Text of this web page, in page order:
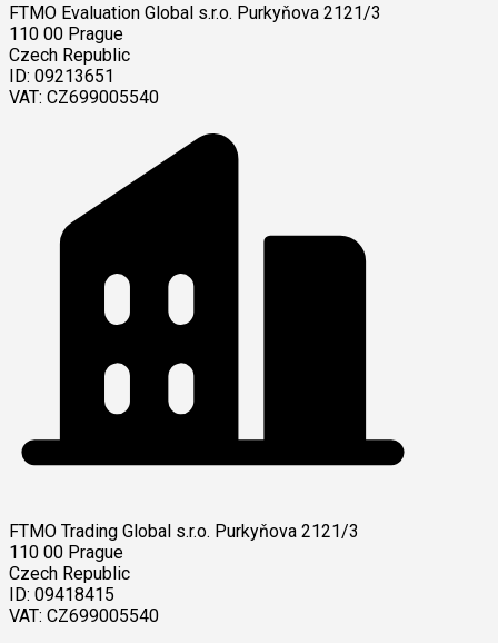
FTMO Evaluation Global s.r.o. Purkyňova 2121/3
110 00 Prague
Czech Republic
ID: 09213651
VAT: CZ699005540
FTMO Trading Global s.r.o. Purkyňova 2121/3
110 00 Prague
Czech Republic
ID: 09418415
VAT: CZ699005540